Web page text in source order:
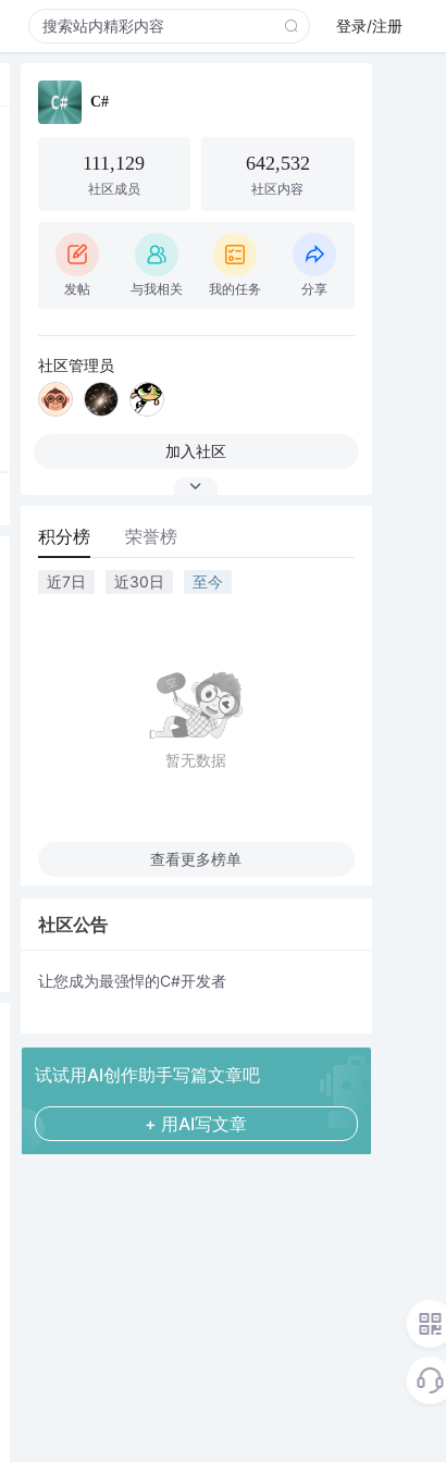
登录/注册
C#
111,129
社区成员
642,532
社区内容
发帖 与我相关 我的任务 分享
社区管理员
加入社区
积分榜 荣誉榜
近7日 近30日 至今
暂无数据
查看更多榜单
社区公告
让您成为最强悍的C#开发者
试试用AI创作助手写篇文章吧
+ 用AI写文章